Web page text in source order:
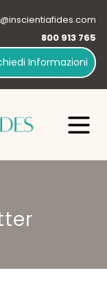
800 913 765
Informazioni